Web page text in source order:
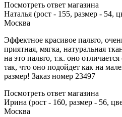
Посмотреть ответ магазина
Наталья (рост - 155, размер - 54,
Москва
Эффектное красивое пальто,
приятная, мягка, натуральная
на это пальто, т.к. оно
так, что оно подойдет как на
размер! Заказ номер 23497
Посмотреть ответ магазина
Ирина (рост - 160, размер - 56,
Москва